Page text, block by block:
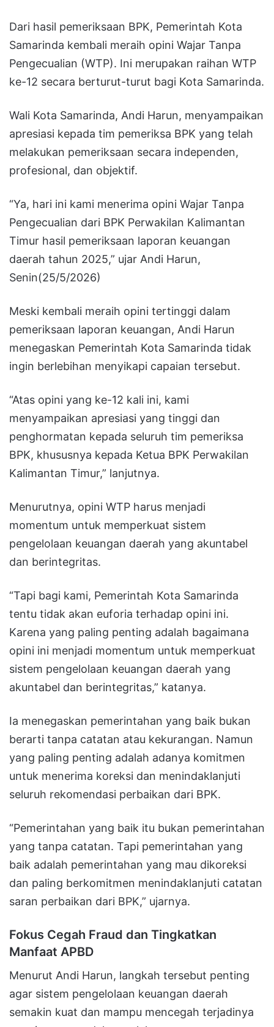
Dari hasil pemeriksaan BPK, Pemerintah Kota
Samarinda kembali meraih opini Wajar Tanpa
Pengecualian (WTP). Ini merupakan raihan WTP
ke-12 secara berturut-turut bagi Kota Samarinda.
Wali Kota Samarinda, Andi Harun, menyampaikan
apresiasi kepada tim pemeriksa BPK yang telah
melakukan pemeriksaan secara independen,
profesional, dan objektif.
“Ya, hari ini kami menerima opini Wajar Tanpa
Pengecualian dari BPK Perwakilan Kalimantan
Timur hasil pemeriksaan laporan keuangan
daerah tahun 2025,” ujar Andi Harun,
Senin(25/5/2026)
Meski kembali meraih opini tertinggi dalam
pemeriksaan laporan keuangan, Andi Harun
menegaskan Pemerintah Kota Samarinda tidak
ingin berlebihan menyikapi capaian tersebut.
“Atas opini yang ke-12 kali ini, kami
menyampaikan apresiasi yang tinggi dan
penghormatan kepada seluruh tim pemeriksa
BPK, khususnya kepada Ketua BPK Perwakilan
Kalimantan Timur,” lanjutnya.
Menurutnya, opini WTP harus menjadi
momentum untuk memperkuat sistem
pengelolaan keuangan daerah yang akuntabel
dan berintegritas.
“Tapi bagi kami, Pemerintah Kota Samarinda
tentu tidak akan euforia terhadap opini ini.
Karena yang paling penting adalah bagaimana
opini ini menjadi momentum untuk memperkuat
sistem pengelolaan keuangan daerah yang
akuntabel dan berintegritas,” katanya.
Ia menegaskan pemerintahan yang baik bukan
berarti tanpa catatan atau kekurangan. Namun
yang paling penting adalah adanya komitmen
untuk menerima koreksi dan menindaklanjuti
seluruh rekomendasi perbaikan dari BPK.
“Pemerintahan yang baik itu bukan pemerintahan
yang tanpa catatan. Tapi pemerintahan yang
baik adalah pemerintahan yang mau dikoreksi
dan paling berkomitmen menindaklanjuti catatan
saran perbaikan dari BPK,” ujarnya.
Fokus Cegah Fraud dan Tingkatkan
Manfaat APBD
Menurut Andi Harun, langkah tersebut penting
agar sistem pengelolaan keuangan daerah
semakin kuat dan mampu mencegah terjadinya